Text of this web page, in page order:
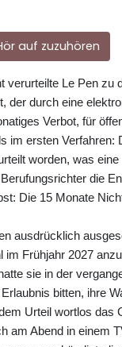
auf zuzuhören
verurteilte Le Pen zu
der durch eine
Verbot, für
im ersten
worden, was
die
Die 15 Monate
ausdrücklich
im Frühjahr 2027
sie in der
bitten, ihre
Urteil wortlos das
am Abend in einem